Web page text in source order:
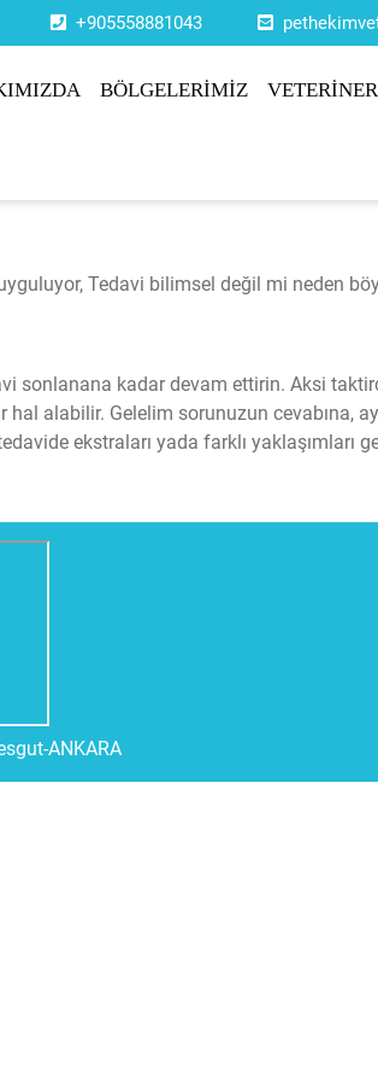
+905558881043
BÖLGELERİMİZ
Tedavi bilimsel değil mi neden
sonlanana kadar devam ettirin. Aksi
alabilir. Gelelim sorunuzun cevabına,
ekstraları yada farklı yaklaşımları
ANKARA